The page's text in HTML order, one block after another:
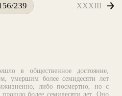
239 XXXIII
в общественное достояние,
умершим более семидесяти лет
либо посмертно, но с
более семидесяти лет. Оно